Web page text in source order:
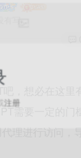
，想必在这里
需要一定的门
理进行访问，